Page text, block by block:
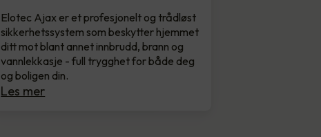
Elotec Ajax er et profesjonelt og trådløst
sikkerhetssystem som beskytter hjemmet
ditt mot blant annet innbrudd, brann og
vannlekkasje - full trygghet for både deg
og boligen din.
Les mer